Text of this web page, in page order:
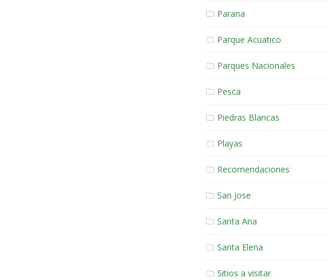
Parana
Parque Acuatico
Parques Nacionales
Pesca
Piedras Blancas
Playas
Recomendaciones
San Jose
Santa Ana
Santa Elena
Sitios a visitar